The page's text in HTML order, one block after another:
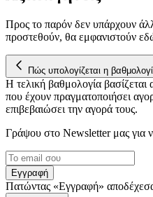
Προς το παρόν δεν υπάρχουν
προστεθούν, θα εμφανιστούν
Πώς υπολογίζεται η
Η τελική βαθμολογία βασίζεται
που έχουν πραγματοποιήσει
επιβεβαιώσει την αγορά τους.
Γράψου στο Νewsletter μας για
Εγγραφή
Πατώντας «Εγγραφή»